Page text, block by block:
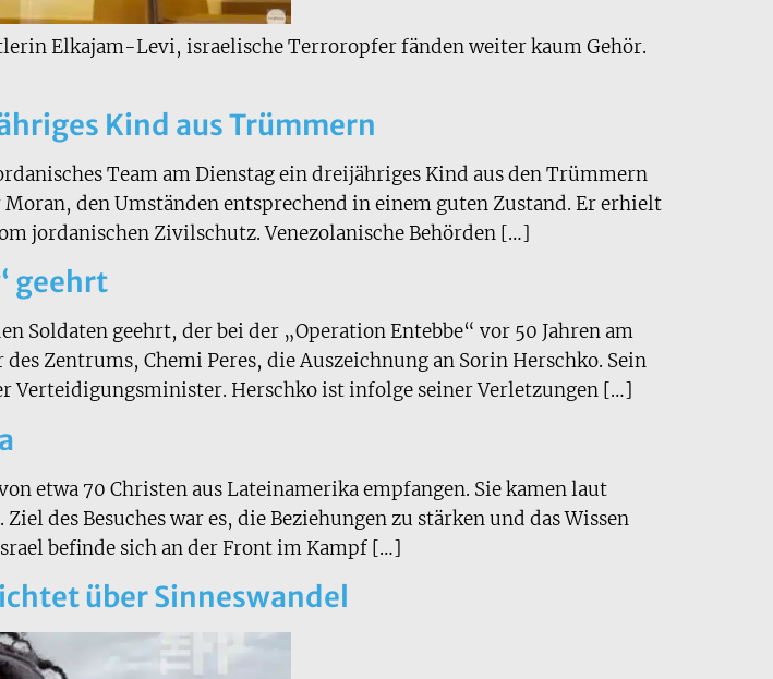
Elkajam-Levi, israelische Terroropfer fänden weiter kaum Gehör.
Kind aus Trümmern
Team am Dienstag ein dreijähriges Kind aus den Trümmern
den Umständen entsprechend in einem guten Zustand. Er erhielt
jordanischen Zivilschutz. Venezolanische Behörden […]
geehrt
geehrt, der bei der „Operation Entebbe“ vor 50 Jahren am
Zentrums, Chemi Peres, die Auszeichnung an Sorin Herschko. Sein
Verteidigungsminister. Herschko ist infolge seiner Verletzungen […]
etwa 70 Christen aus Lateinamerika empfangen. Sie kamen laut
des Besuches war es, die Beziehungen zu stärken und das Wissen
befinde sich an der Front im Kampf […]
über Sinneswandel